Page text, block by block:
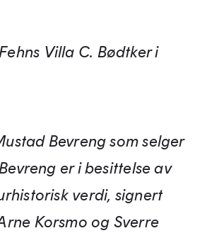
Villa C. Bødtker i
Bevreng som selger
er i besittelse av
verdi, signert
Korsmo og Sverre